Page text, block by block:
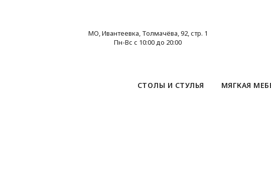
МО, Ивантеевка, Толмачёва, 92, стр. 1
Пн-Вс с 10:00 до 20:00
СТОЛЫ И СТУЛЬЯ МЯГКАЯ